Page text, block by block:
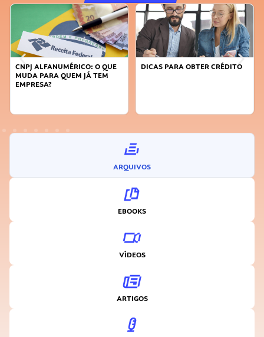
CNPJ ALFANUMÉRICO: O QUE
MUDA PARA QUEM JÁ TEM
EMPRESA?
DICAS PARA OBTER CRÉDITO
ARQUIVOS
EBOOKS
VÍDEOS
ARTIGOS